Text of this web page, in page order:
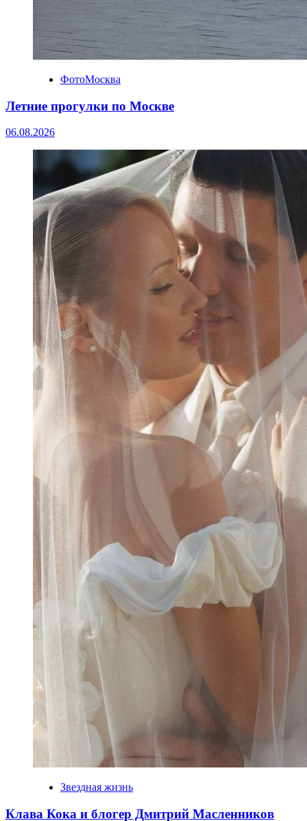
ФотоМосква
Летние прогулки по Москве
06.08.2026
Звездная жизнь
Клава Кока и блогер Дмитрий Масленников